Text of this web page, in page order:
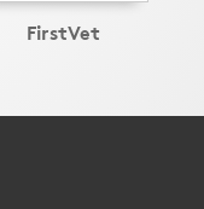
FirstVet